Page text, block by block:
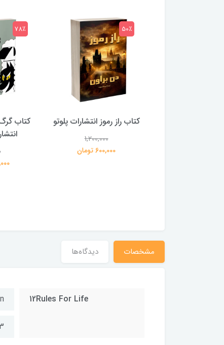
کتاب راز رموز انتشارات پلوتو
1,200,000
600,000 تومان
50٪
کتاب
78٪
مشخصات دیدگاه‌ها
12Rules For Life